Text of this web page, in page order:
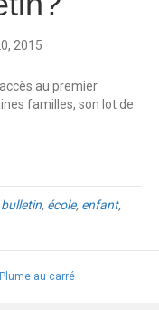
2015
au premier
familles, son lot de
bulletin, école, enfant,
au carré